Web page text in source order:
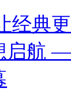
经典
启航